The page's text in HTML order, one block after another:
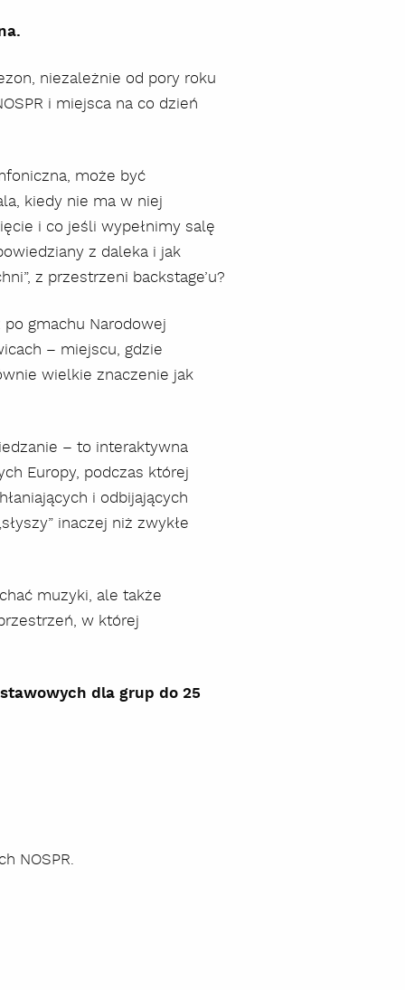
niezależnie od pory roku
i miejsca na co dzień
może być
kiedy nie ma w niej
i co jeśli wypełnimy salę
z daleka i jak
z przestrzeni backstage’u?
gmachu Narodowej
– miejscu, gdzie
wielkie znaczenie jak
– to interaktywna
Europy, podczas której
i odbijających
inaczej niż zwykłe
muzyki, ale także
w której
dla grup do 25
NOSPR.